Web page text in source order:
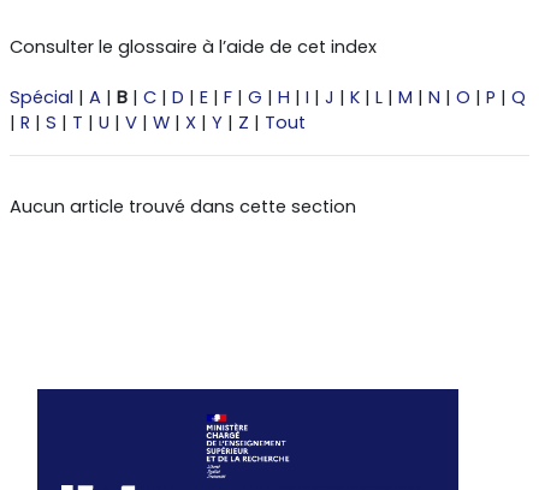
Consulter le glossaire à l’aide de cet index
Spécial | A | B | C | D | E | F | G | H | I | J | K | L | M | N | O | P | Q
| R | S | T | U | V | W | X | Y | Z | Tout
Aucun article trouvé dans cette section